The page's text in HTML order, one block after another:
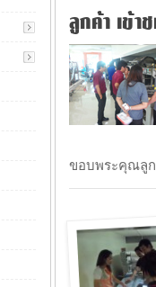
ลูกค้า เข้า
ขอบพระคุณลูก